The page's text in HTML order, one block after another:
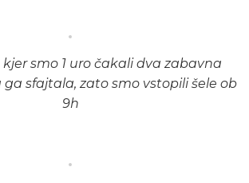
kjer smo 1 uro čakali dva zabavna
sfajtala, zato smo vstopili šele ob
9h